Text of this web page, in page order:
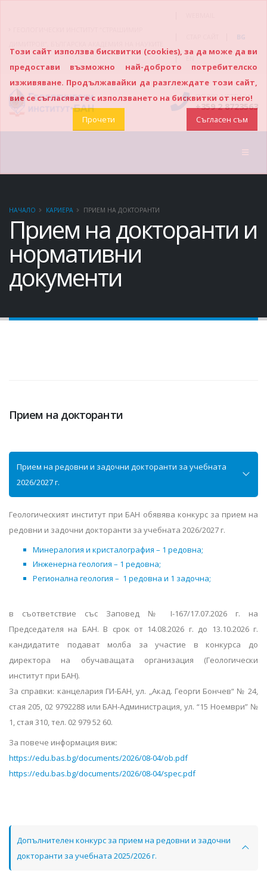
BG
|
ПОЗВЪНЕТЕ НИ
+359 2 8723563
НАЧАЛО КАРИЕРА ПРИЕМ НА ДОКТОРАНТИ
Прием на докторанти и
нормативни
документи
Прием на докторанти
Прием на редовни и задочни докторанти за учебната
2026/2027 г.
Геологическият институт при БАН обявява конкурс за прием на
редовни и задочни докторанти за учебната 2026/2027 г.
Минералогия и кристалография – 1 редовна;
Инженерна геология – 1 редовна;
Регионална геология – 1 редовна и 1 задочна;
в съответствие със Заповед № I-167/17.07.2026 г. на
Председателя на БАН. В срок от 14.08.2026 г. до 13.10.2026 г.
кандидатите подават молба за участие в конкурса до
директора на обучаващата организация (Геологически
институт при БАН).
За справки: канцелария ГИ-БАН, ул. „Акад. Георги Бончев“ № 24,
стая 205, 02 9792288 или БАН-Администрация, ул. “15 Ноември” №
1, стая 310, тел. 02 979 52 60.
За повече информация виж:
https://edu.bas.bg/documents/2026/08-04/ob.pdf
https://edu.bas.bg/documents/2026/08-04/spec.pdf
Допълнителен конкурс за прием на редовни и задочни
докторанти за учебната 2025/2026 г.
Този сайт използва бисквитки (cookies), за да може да ви
предостави възможно най-доброто потребителско
изживяване. Продължавайки да разглеждате този сайт,
вие се съгласявате с използването на бисквитки от него!
Прочети
Съгласен съм